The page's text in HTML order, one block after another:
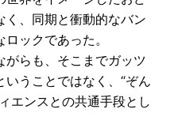
く、同期と衝動的なバン
ックであった。
がらも、そこまでガッツ
うことではなく、“ぞん
エンスとの共通手段とし